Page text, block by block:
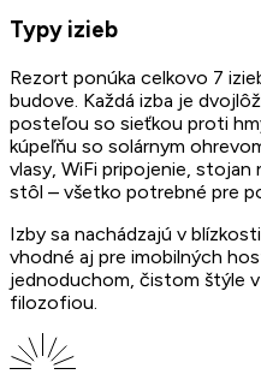
Typy izieb
Rezort ponúka celkovo 7
budove. Každá izba je
posteľou so sieťkou proti
kúpeľňu so solárnym
vlasy, WiFi pripojenie, stojan
stôl – všetko potrebné pre
Izby sa nachádzajú v
vhodné aj pre imobilných
jednoduchom, čistom štýle
filozofiou.